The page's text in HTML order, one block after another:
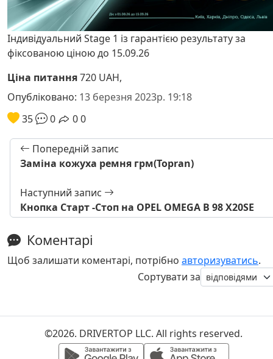
Індивідуальний Stage 1 із гарантією результату за
фіксованою ціною до 15.09.26
Ціна питання720 UAH,
Опубліковано: 13 березня 2023р. 19:18
35
0 00
Попередній запис
Заміна кожуха ремня грм(Topran)
Наступний запис
Кнопка Старт -Стоп на OPEL OMEGA B 98 X20SE
Коментарі
Щоб залишати коментарі, потрібно авторизуватись.
Сортувати за
©2026. DRIVERTOP LLC. All rights reserved.